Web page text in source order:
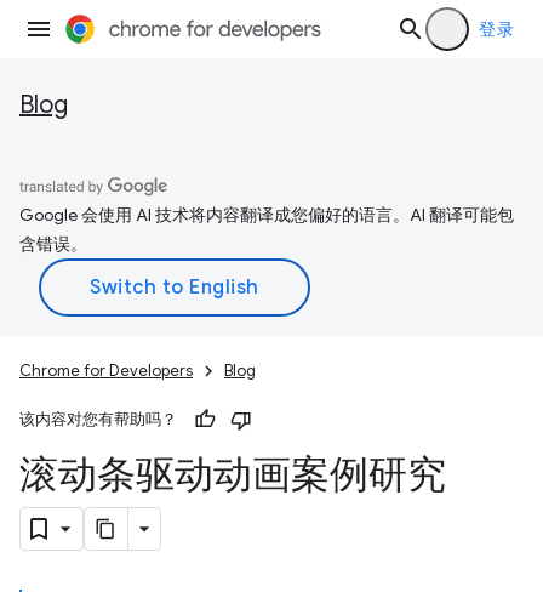
登录
Blog
Google 会使用 AI 技术将内容翻译成您偏好的语言。AI 翻译可能包
含错误。
Chrome for Developers Blog
该内容对您有帮助吗？
滚动条驱动动画案例研究